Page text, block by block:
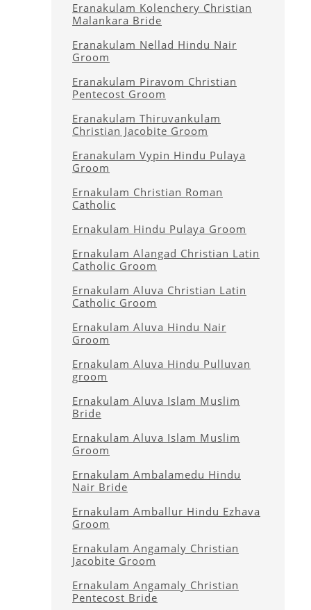
Eranakulam Kolenchery Christian
Malankara Bride
Eranakulam Nellad Hindu Nair
Groom
Eranakulam Piravom Christian
Pentecost Groom
Eranakulam Thiruvankulam
Christian Jacobite Groom
Eranakulam Vypin Hindu Pulaya
Groom
Ernakulam Christian Roman
Catholic
Ernakulam Hindu Pulaya Groom
Ernakulam Alangad Christian Latin
Catholic Groom
Ernakulam Aluva Christian Latin
Catholic Groom
Ernakulam Aluva Hindu Nair
Groom
Ernakulam Aluva Hindu Pulluvan
groom
Ernakulam Aluva Islam Muslim
Bride
Ernakulam Aluva Islam Muslim
Groom
Ernakulam Ambalamedu Hindu
Nair Bride
Ernakulam Amballur Hindu Ezhava
Groom
Ernakulam Angamaly Christian
Jacobite Groom
Ernakulam Angamaly Christian
Pentecost Bride